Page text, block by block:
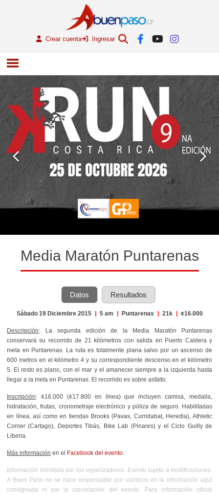
Crear cuenta Ingresar
Media Maratón Puntarenas
Datos Resultados
Sábado 19 Diciembre 2015 | 5 am | Puntarenas | 21k | ¢16.000
Descripción: La segunda edición de la Media Maratón Puntarenas
conservará su recorrido de 21 kilómetros con salida en Puerto Caldera y
meta en Puntarenas. La ruta es totalmente plana salvo por un ascenso de
600 metros en el kilómetro 4 y su correspondiente descenso en el kilómetro
5. El resto es plano, con el mar y el amanecer siempre a la izquierda hasta
llegar a la meta en Puntarenas. El recorrido es sobre asfalto.
Inscripción: ¢16.000 (¢17.800 en línea) que incluyen camisa, medalla,
hidratación, frutas, cronometraje electrónico y póliza de seguro. Habilitadas
en línea, así como en tiendas Brooks (Pavas, Curridabat, Heredia), Athletic
Corner (Cartago), Deportes Tibás, Bike Lab (Pinares) y el Ciclo Guilly de
Liberia.
Más información en el Facebook del evento
Información brindada por los organizadores. Evento sujeto a modificaciones.
A Buen Paso no se hace responsable por cambios en la información aquí
consignada ni por la cancelación del evento. Para información oficial